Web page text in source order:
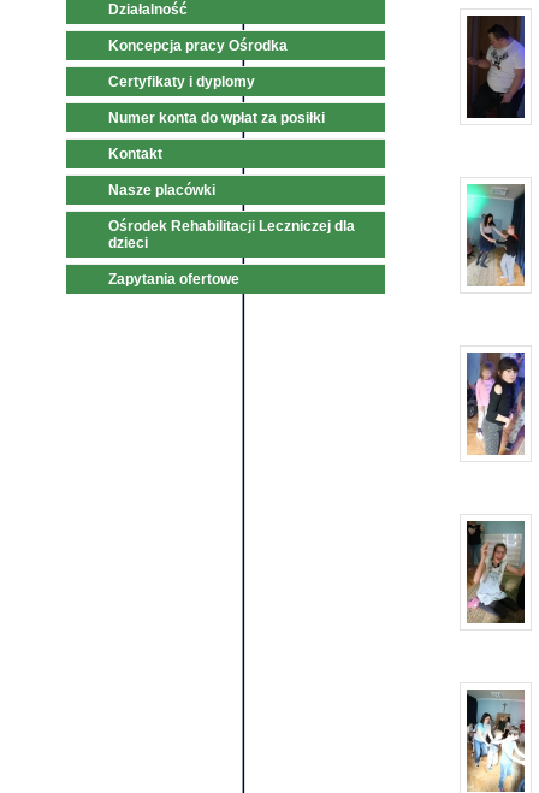
Działalność
Koncepcja pracy Ośrodka
Certyfikaty i dyplomy
Numer konta do wpłat za posiłki
Kontakt
Nasze placówki
Ośrodek Rehabilitacji Leczniczej dla
dzieci
Zapytania ofertowe